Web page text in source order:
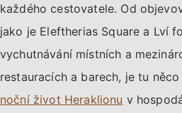
každého cestovatele. Od
jako je Eleftherias Square a Lví
vychutnávání místních a
restauracích a barech, je tu
noční život Heraklionu v